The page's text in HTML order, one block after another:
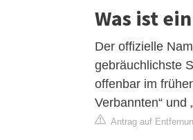
Was ist
Der offizielle
gebräuchlichste
offenbar im
Verbannten“ und
Antrag auf